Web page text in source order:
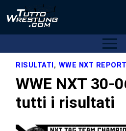
RISULTATI, WWE NXT REPORT
WWE NXT 30-
tutti i risultati